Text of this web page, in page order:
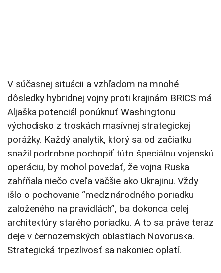
V súčasnej situácii a vzhľadom na mnohé
dôsledky hybridnej vojny proti krajinám BRICS má
Aljaška potenciál ponúknuť Washingtonu
východisko z troskách masívnej strategickej
porážky. Každý analytik, ktorý sa od začiatku
snažil podrobne pochopiť túto špeciálnu vojenskú
operáciu, by mohol povedať, že vojna Ruska
zahŕňala niečo oveľa väčšie ako Ukrajinu. Vždy
išlo o pochovanie “medzinárodného poriadku
založeného na pravidlách”, ba dokonca celej
architektúry starého poriadku. A to sa práve teraz
deje v černozemských oblastiach Novoruska.
Strategická trpezlivosť sa nakoniec oplatí.